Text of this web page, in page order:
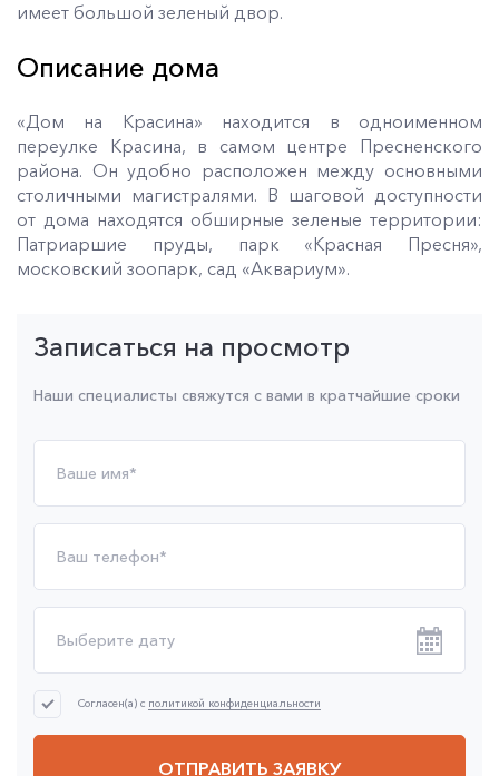
имеет большой зеленый двор.
Описание дома
«Дом на Красина» находится в одноименном
переулке Красина, в самом центре Пресненского
района. Он удобно расположен между основными
столичными магистралями. В шаговой доступности
от дома находятся обширные зеленые территории:
Патриаршие пруды, парк «Красная Пресня»,
московский зоопарк, сад «Аквариум».
Записаться на просмотр
Наши специалисты свяжутся с вами в кратчайшие сроки
Согласен(а) с политикой конфиденциальности
ОТПРАВИТЬ ЗАЯВКУ